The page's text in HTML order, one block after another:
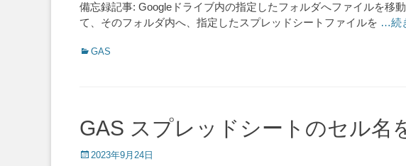
備忘録記事: Googleドライブ内の指定したフォルダへファイルを移
て、そのフォルダ内へ、指定したスプレッドシートファイルを …続
Categories
GAS
GAS スプレッドシートのセル名
Posted
2023年9月24日